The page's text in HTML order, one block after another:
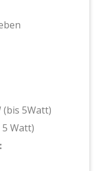
(bis 5Watt)
5 Watt)